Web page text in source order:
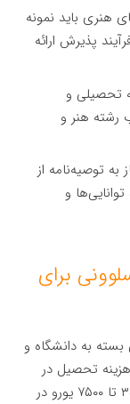
هنری باید نمونه
پذیرش ارائه
تحصیلی و
رشته هنر و
به توصیه‌نامه از
و
برای
به دانشگاه و
تحصیل در
رشته‌های هنر در دانشگاه‌های اسلوونی بین ۳۵۰۰ تا ۷۵۰۰ یورو در